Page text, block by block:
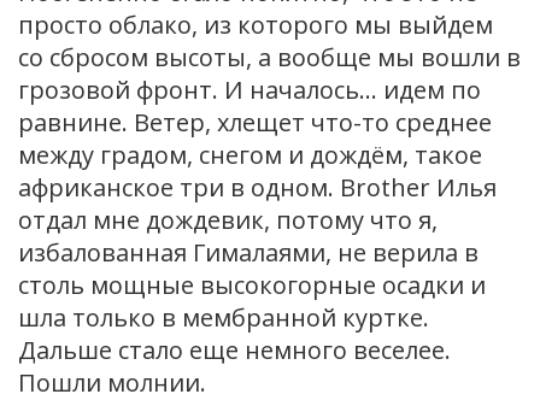
просто облако, из которого мы выйдем
со сбросом высоты, а вообще мы вошли в
грозовой фронт. И началось… идем по
равнине. Ветер, хлещет что-то среднее
между градом, снегом и дождём, такое
африканское три в одном. Brother Илья
отдал мне дождевик, потому что я,
избалованная Гималаями, не верила в
столь мощные высокогорные осадки и
шла только в мембранной куртке.
Дальше стало еще немного веселее.
Пошли молнии.